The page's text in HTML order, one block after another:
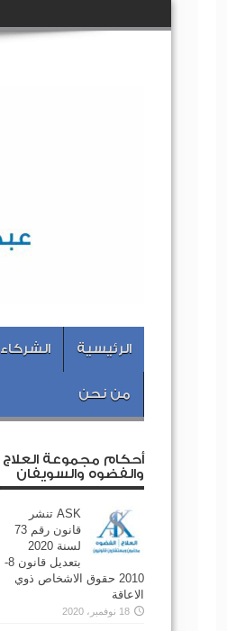
الرئيسية الشركاء
من نحن
أحكام مجموعة العلاج
والفضوه والسويفان
ASK تنشر
قانون رقم 73
لسنة 2020
بتعديل قانون 8-
2010 حقوق الاشخاص ذوي
الاعاقة
18 نوفمبر، 2020